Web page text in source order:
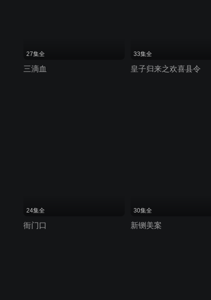
27集全
三滴血
33集全
皇子归来之欢喜县令
24集全
衙门口
30集全
新铡美案